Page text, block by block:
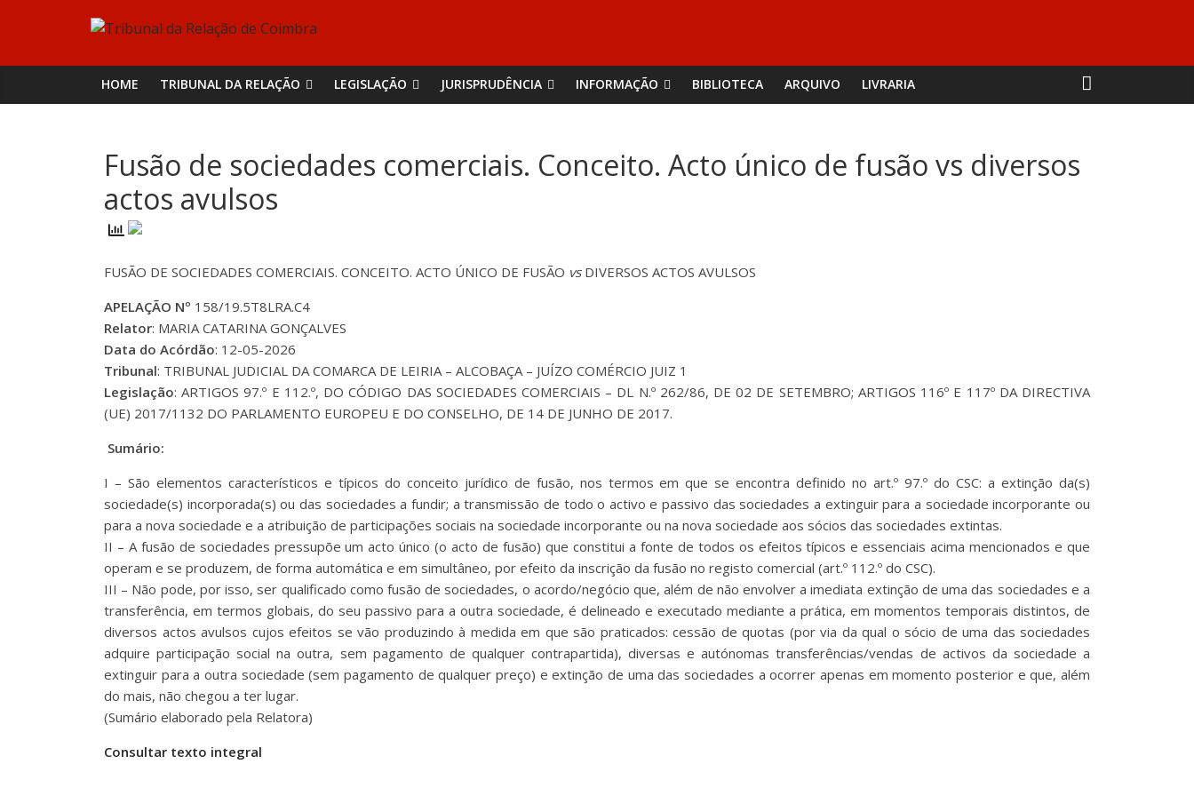
Tribunal
da
Relação
de
Coimbra
HOME TRIBUNAL DA RELAÇÃO LEGISLAÇÃO JURISPRUDÊNCIA INFORMAÇÃO BIBLIOTECA ARQUIVO LIVRARIA
Fusão de sociedades comerciais. Conceito. Acto único de fusão vs diversos
actos avulsos
FUSÃO DE SOCIEDADES COMERCIAIS. CONCEITO. ACTO ÚNICO DE FUSÃO vsDIVERSOS ACTOS AVULSOS
APELAÇÃO Nº 158/19.5T8LRA.C4
Relator: MARIA CATARINA GONÇALVES
Data do Acórdão: 12-05-2026
Tribunal: TRIBUNAL JUDICIAL DA COMARCA DE LEIRIA – ALCOBAÇA – JUÍZO COMÉRCIO JUIZ 1
Legislação: ARTIGOS 97.º E 112.º, DO CÓDIGO DAS SOCIEDADES COMERCIAIS – DL N.º 262/86, DE 02 DE SETEMBRO; ARTIGOS 116º E 117º DA DIRECTIVA
(UE) 2017/1132 DO PARLAMENTO EUROPEU E DO CONSELHO, DE 14 DE JUNHO DE 2017.
Sumário:
I – São elementos característicos e típicos do conceito jurídico de fusão, nos termos em que se encontra definido no art.º 97.º do CSC: a extinção da(s)
sociedade(s) incorporada(s) ou das sociedades a fundir; a transmissão de todo o activo e passivo das sociedades a extinguir para a sociedade incorporante ou
para a nova sociedade e a atribuição de participações sociais na sociedade incorporante ou na nova sociedade aos sócios das sociedades extintas.
II – A fusão de sociedades pressupõe um acto único (o acto de fusão) que constitui a fonte de todos os efeitos típicos e essenciais acima mencionados e que
operam e se produzem, de forma automática e em simultâneo, por efeito da inscrição da fusão no registo comercial (art.º 112.º do CSC).
III – Não pode, por isso, ser qualificado como fusão de sociedades, o acordo/negócio que, além de não envolver a imediata extinção de uma das sociedades e a
transferência, em termos globais, do seu passivo para a outra sociedade, é delineado e executado mediante a prática, em momentos temporais distintos, de
diversos actos avulsos cujos efeitos se vão produzindo à medida em que são praticados: cessão de quotas (por via da qual o sócio de uma das sociedades
adquire participação social na outra, sem pagamento de qualquer contrapartida), diversas e autónomas transferências/vendas de activos da sociedade a
extinguir para a outra sociedade (sem pagamento de qualquer preço) e extinção de uma das sociedades a ocorrer apenas em momento posterior e que, além
do mais, não chegou a ter lugar.
(Sumário elaborado pela Relatora)
Consultar texto integral